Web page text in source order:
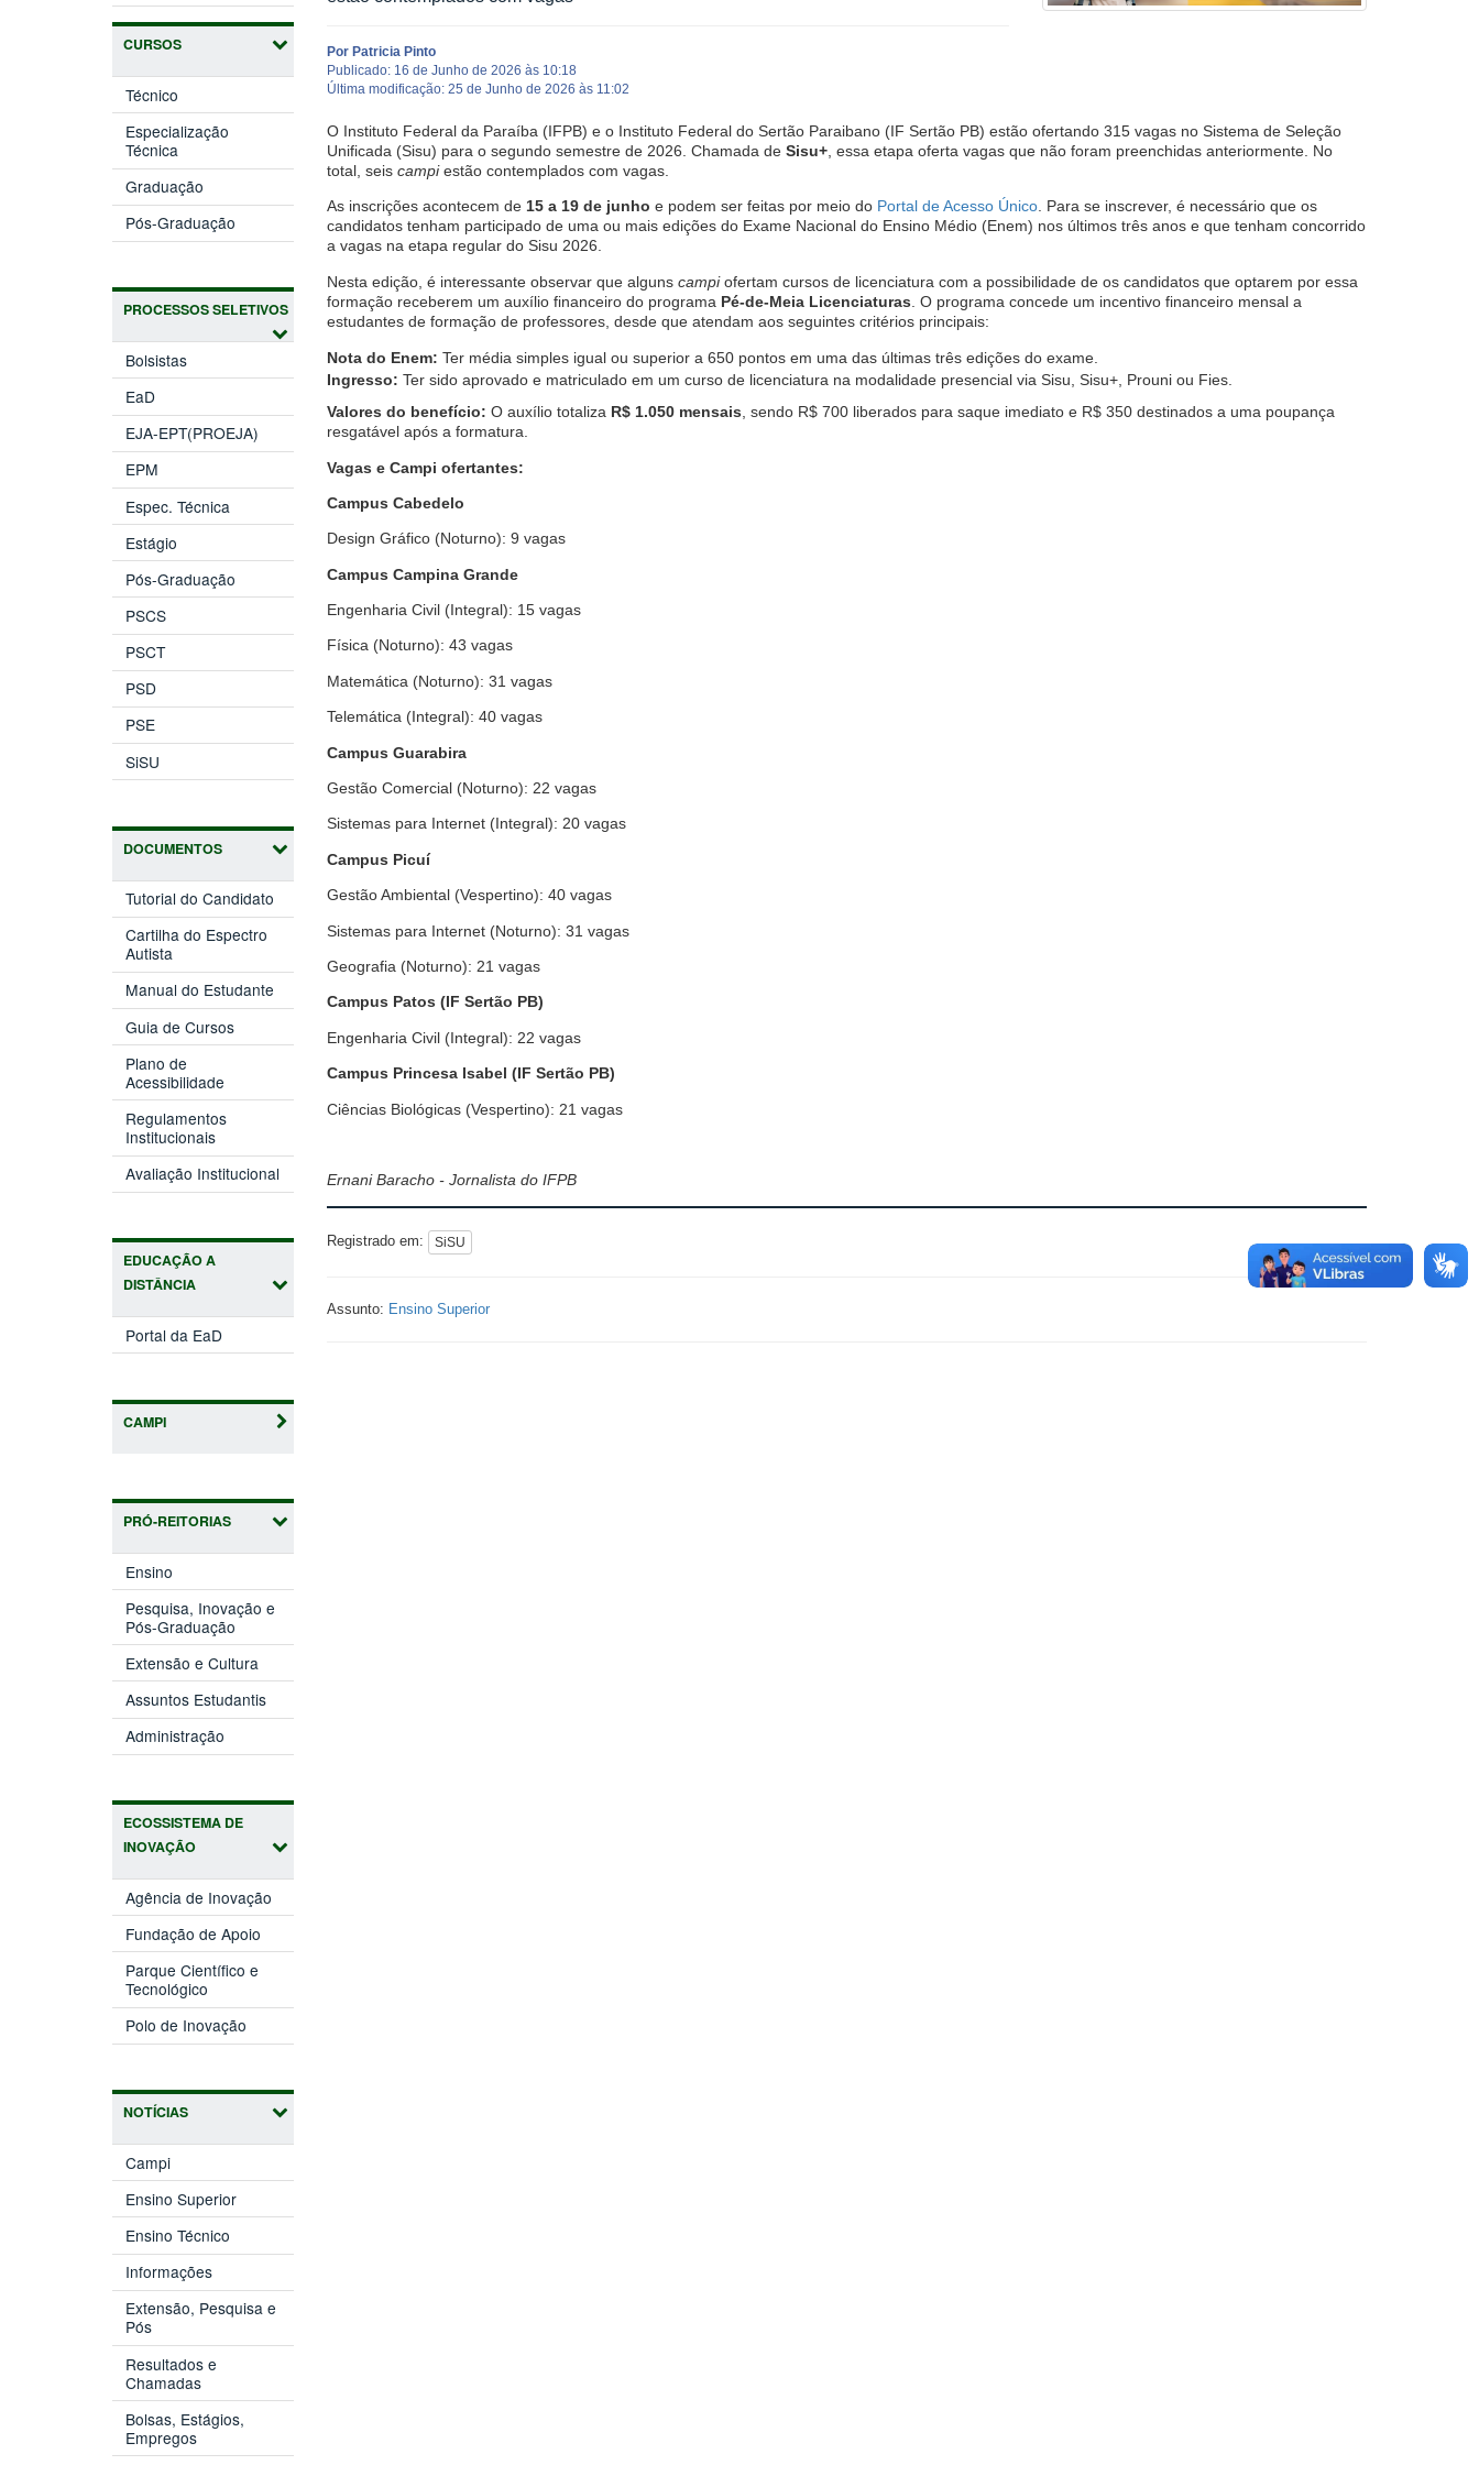
CURSOS
Técnico
Especialização
Técnica
Graduação
Pós-Graduação
PROCESSOS SELETIVOS
Bolsistas
EaD
EJA-EPT(PROEJA)
EPM
Espec. Técnica
Estágio
Pós-Graduação
PSCS
PSCT
PSD
PSE
SiSU
DOCUMENTOS
Tutorial do Candidato
Cartilha do Espectro
Autista
Manual do Estudante
Guia de Cursos
Plano de
Acessibilidade
Regulamentos
Institucionais
Avaliação Institucional
EDUCAÇÃO A
DISTÂNCIA
Portal da EaD
CAMPI
PRÓ-REITORIAS
Ensino
em
nova
janela)
Pesquisa, Inovação e
Pós-Graduação (abre
em
nova
janela)
Extensão e Cultura
em
nova
janela)
Assuntos Estudantis(abre
em
janela)
Administração
em
ECOSSISTEMA DE
INOVAÇÃO
Agência de Inovação
em
janela)
Fundação de Apoio
em
Parque Científico e
Tecnológico
em
nova
janela)
Polo de Inovação
em
NOTÍCIAS
Campi
Ensino Superior
Ensino Técnico
Informações
Extensão, Pesquisa e
Pós
Resultados e
Chamadas
Bolsas, Estágios,
Empregos
Por Patricia Pinto
Publicado: 16 de Junho de 2026 às 10:18
Última modificação: 25 de Junho de 2026 às 11:02
O Instituto Federal da Paraíba (IFPB) e o Instituto Federal do Sertão Paraibano (IF Sertão PB) estão ofertando 315 vagas no Sistema de Seleção
Unificada (Sisu) para o segundo semestre de 2026. Chamada de Sisu+ , essa etapa oferta vagas que não foram preenchidas anteriormente. No
total, seis campiestão contemplados com vagas.
As inscrições acontecem de 15 a 19 de junho e podem ser feitas por meio do Portal de Acesso Único. Para se inscrever, é necessário que os
candidatos tenham participado de uma ou mais edições do Exame Nacional do Ensino Médio (Enem) nos últimos três anos e que tenham concorrido
a vagas na etapa regular do Sisu 2026.
Nesta edição, é interessante observar que alguns campiofertam cursos de licenciatura com a possibilidade de os candidatos que optarem por essa
formação receberem um auxílio financeiro do programa Pé-de-Meia Licenciaturas . O programa concede um incentivo financeiro mensal a
estudantes de formação de professores, desde que atendam aos seguintes critérios principais:
Nota do Enem: Ter média simples igual ou superior a 650 pontos em uma das últimas três edições do exame.
Ingresso: Ter sido aprovado e matriculado em um curso de licenciatura na modalidade presencial via Sisu, Sisu+, Prouni ou Fies.
Valores do benefício: O auxílio totaliza R$ 1.050 mensais , sendo R$ 700 liberados para saque imediato e R$ 350 destinados a uma poupança
resgatável após a formatura.
Vagas e Campi ofertantes:
Campus Cabedelo
Design Gráfico (Noturno): 9 vagas
Campus Campina Grande
Engenharia Civil (Integral): 15 vagas
Física (Noturno): 43 vagas
Matemática (Noturno): 31 vagas
Telemática (Integral): 40 vagas
Campus Guarabira
Gestão Comercial (Noturno): 22 vagas
Sistemas para Internet (Integral): 20 vagas
Campus Picuí
Gestão Ambiental (Vespertino): 40 vagas
Sistemas para Internet (Noturno): 31 vagas
Geografia (Noturno): 21 vagas
Campus Patos (IF Sertão PB)
Engenharia Civil (Integral): 22 vagas
Campus Princesa Isabel (IF Sertão PB)
Ciências Biológicas (Vespertino): 21 vagas
Ernani Baracho - Jornalista do IFPB
Registrado em: SiSU
Assunto: Ensino Superior